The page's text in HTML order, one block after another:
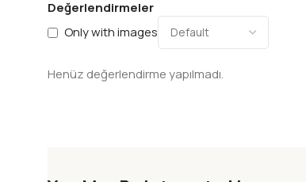
Değerlendirmeler
Only with images
Henüz değerlendirme yapılmadı.